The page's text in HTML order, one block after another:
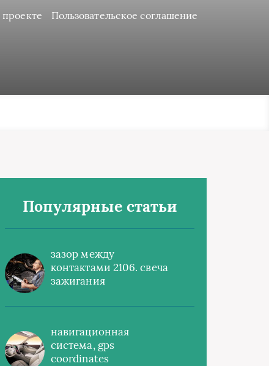
Пользовательское соглашение
Популярные статьи
зазор между
контактами 2106. свеча
зажигания
навигационная
система, gps
coordinates